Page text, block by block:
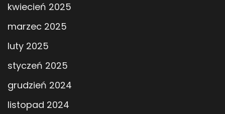
kwiecień 2025
marzec 2025
luty 2025
styczeń 2025
grudzień 2024
listopad 2024